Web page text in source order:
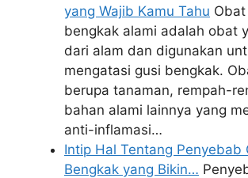
yang Wajib Kamu Tahu
bengkak alami adalah obat
dari alam dan digunakan
mengatasi gusi bengkak.
berupa tanaman, rempah-
bahan alami lainnya yang
anti-inflamasi…
Intip Hal Tentang Penyebab
Bengkak yang Bikin…